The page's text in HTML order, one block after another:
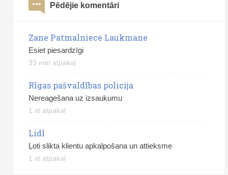
Pēdējie komentāri
Zane Patmalniece Laukmane
Esiet piesardzīgi
33 min atpakaļ
Rīgas pašvaldības policija
Nereagešana uz izsaukumu
1 st atpakaļ
Lidl
Ļoti slikta klientu apkalpošana un attieksme
1 st atpakaļ